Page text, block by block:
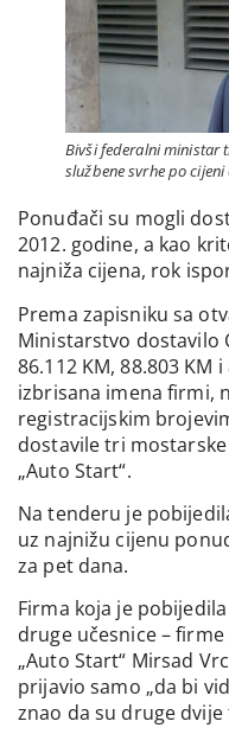
Bivši federalni ministar
službene svrhe po
Ponuđači su mogli
2012. godine, a kao
najniža cijena, rok
Prema zapisniku sa
Ministarstvo dostavilo
86.112 KM, 88.803 KM
izbrisana imena firmi,
registracijskim
dostavile tri mostarske
„Auto Start“.
Na tenderu je
uz najnižu cijenu
za pet dana.
Firma koja je
druge učesnice –
„Auto Start“ Mirsad
prijavio samo „da bi
znao da su druge